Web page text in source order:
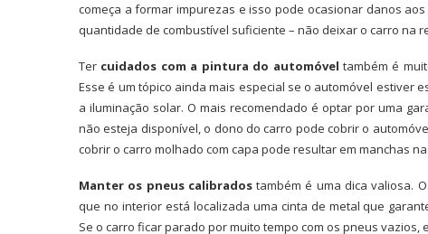
começa a formar impurezas e isso pode ocasionar danos
quantidade de combustível suficiente – não deixar o carro na
Ter cuidados com a pintura do automóvel também é
Esse é um tópico ainda mais especial se o automóvel estiver
a iluminação solar. O mais recomendado é optar por uma
não esteja disponível, o dono do carro pode cobrir o
cobrir o carro molhado com capa pode resultar em manchas
Manter os pneus calibradostambém é uma dica valiosa.
que no interior está localizada uma cinta de metal que
Se o carro ficar parado por muito tempo com os pneus